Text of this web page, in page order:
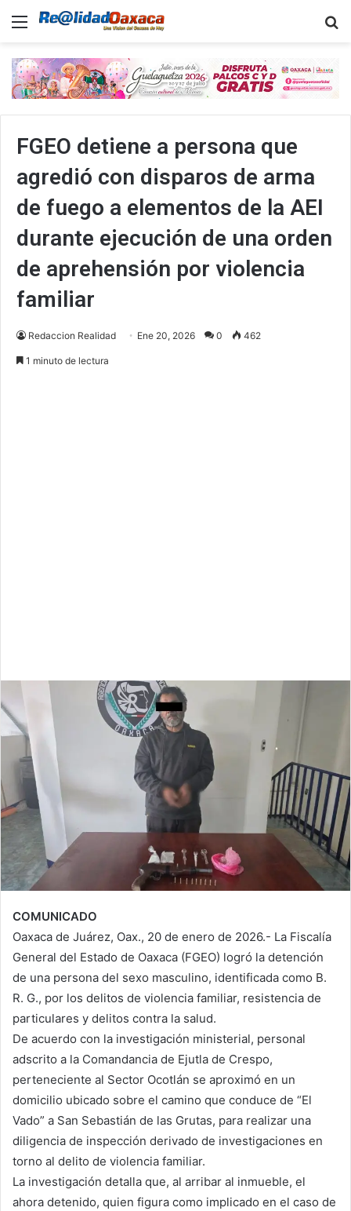
Menu
FGEO detiene a persona que
agredió con disparos de arma
de fuego a elementos de la AEI
durante ejecución de una orden
de aprehensión por violencia
familiar
Redaccion Realidad Ene 20, 2026 0 462
1 minuto de lectura
COMUNICADO
Oaxaca de Juárez, Oax., 20 de enero de 2026.- La Fiscalía
General del Estado de Oaxaca (FGEO) logró la detención
de una persona del sexo masculino, identificada como B.
R. G., por los delitos de violencia familiar, resistencia de
particulares y delitos contra la salud.
De acuerdo con la investigación ministerial, personal
adscrito a la Comandancia de Ejutla de Crespo,
perteneciente al Sector Ocotlán se aproximó en un
domicilio ubicado sobre el camino que conduce de “El
Vado” a San Sebastián de las Grutas, para realizar una
diligencia de inspección derivado de investigaciones en
torno al delito de violencia familiar.
La investigación detalla que, al arribar al inmueble, el
ahora detenido, quien figura como implicado en el caso de